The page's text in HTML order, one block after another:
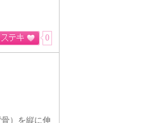
0
）を縦に伸